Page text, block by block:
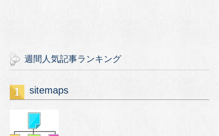
週間人気記事ランキング
sitemaps